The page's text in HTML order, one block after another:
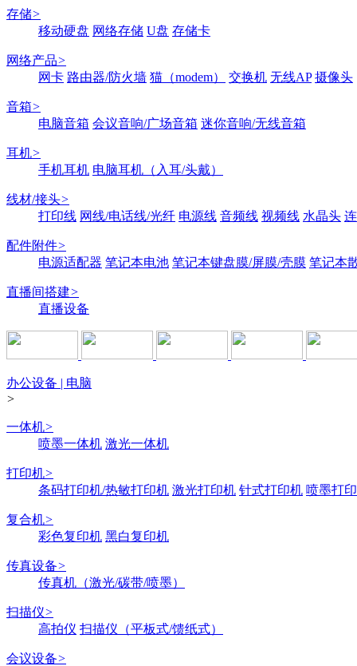
存储>
移动硬盘 网络存储 U盘 存储卡
网络产品>
网卡 路由器/防火墙 猫（modem） 交换机 无线AP 摄像头
音箱>
电脑音箱 会议音响/广场音箱 迷你音响/无线音箱
耳机>
手机耳机 电脑耳机（入耳/头戴）
线材/接头>
打印线 网线/电话线/光纤 电源线 音频线 视频线 水晶头
配件附件>
电源适配器 笔记本电池 笔记本键盘膜/屏膜/壳膜 笔记本
直播间搭建>
直播设备
办公设备 | 电脑
>
一体机>
喷墨一体机 激光一体机
打印机>
条码打印机/热敏打印机 激光打印机 针式打印机 喷墨打
复合机>
彩色复印机 黑白复印机
传真设备>
传真机（激光/碳带/喷墨）
扫描仪>
高拍仪 扫描仪（平板式/馈纸式）
会议设备>